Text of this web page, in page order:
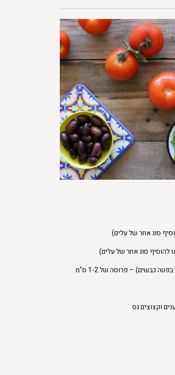
סוג אחר של עלים)
להוסיף סוג אחר של עלים)